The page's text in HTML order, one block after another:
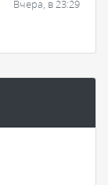
Вчера, в 23:29